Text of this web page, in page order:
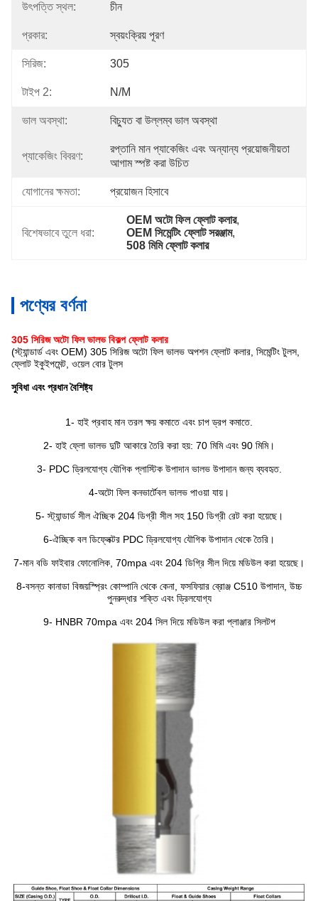
উৎপত্তি স্থল: চীন
প্রকার: স্বয়ংক্রিয় পূরণ
সিরিজ: 305
টাইপ 2: N/M
ভাল অবস্থা: বিচ্যুত বা উল্লম্ব ভাল অবস্থা
প্যাকেজিং বিবরণ:
রপ্তানি মান প্যাকেজিং এবং অন্যান্য প্রয়োজনীয়তা
আগাম স্পষ্ট করা উচিত
যোগানের ক্ষমতা: প্রয়োজন হিসাবে
বিশেষভাবে তুলে ধরা:
OEM অটো ফিল ফ্লোট কলার,
OEM সিমেন্টিং ফ্লোট সরঞ্জাম,
508 মিমি ফ্লোট কলার
পণ্যের বর্ণনা
305 সিরিজ অটো ফিল ভালভ বিকল্প ফ্লোট কলার
(স্ট্যান্ডার্ড এবং OEM) 305 সিরিজ অটো ফিল ভালভ অপশন ফ্লোট কলার, সিমেন্টিং টুলস,
ফ্লোট ইকুইপমেন্ট, ওয়েল বোর টুলস
সুবিধা এবং প্রধান বৈশিষ্ট্য
1- হাই প্রবাহ মান তরল ক্ষয় কমাতে এবং চাপ ড্রপ কমাতে.
2- হাই ফ্লো ভালভ দুটি আকারে তৈরি করা হয়: 70 মিমি এবং 90 মিমি।
3- PDC ড্রিলযোগ্য যৌগিক প্লাস্টিক উপাদান ভালভ উপাদান জন্য ব্যবহৃত.
4-অটো ফিল কনভার্টেবল ভালভ পাওয়া যায়।
5- স্ট্যান্ডার্ড সীল ঐচ্ছিক 204 ডিগ্রী সীল সহ 150 ডিগ্রী রেট করা হয়েছে।
6-ঐচ্ছিক বল ডিফ্লেক্টর PDC ড্রিলযোগ্য যৌগিক উপাদান থেকে তৈরি।
7-মান বডি ফাইবার ফোনোলিক, 70mpa এবং 204 ডিগ্রি সীল দিয়ে মডিউল করা হয়েছে।
8-বসন্ত কানাডা বিজয়স্প্রিং কোম্পানি থেকে কেনা, ফসফিয়ার ব্রোঞ্জ C510 উপাদান, উচ্চ
পুনরুদ্ধার শক্তি এবং ড্রিলযোগ্য
9- HNBR 70mpa এবং 204 সিল দিয়ে মডিউল করা প্লাঞ্জার সিলটপ